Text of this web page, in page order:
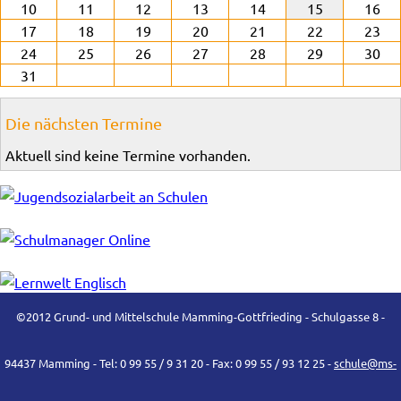
10
11 12 13 14 15
16
17
18 19 20 21 22
23
24
25 26 27 28 29
30
31
Die nächsten Termine
Aktuell sind keine Termine vorhanden.
©2012 Grund- und Mittelschule Mamming-Gottfrieding - Schulgasse 8 -
94437 Mamming - Tel: 0 99 55 / 9 31 20 - Fax: 0 99 55 / 93 12 25 -schule@ms-